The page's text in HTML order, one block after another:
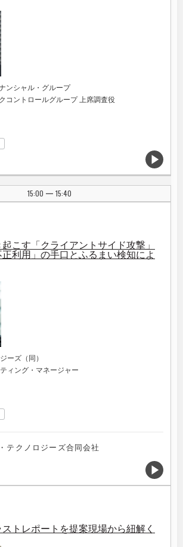
ンシャル・グループ
コントロールグループ 上席調査役
15:00 | 15:40
こす「クライアントサイド攻撃」
正利用」の手口とふるまい検知によ
ーズ（同）
ィング・マネージャー
テクノロジーズ合同会社
トレポートを提案現場から紐解く